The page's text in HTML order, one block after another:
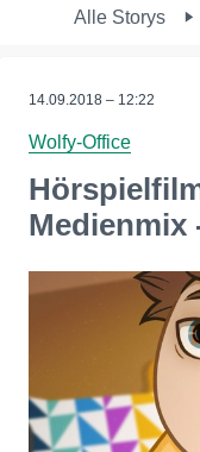
Alle Storys
14.09.2018 – 12:22
Wolfy-Office
Medienmix